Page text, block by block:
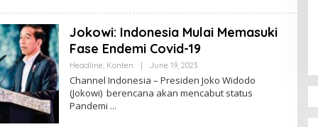
A
I
A
M
A
Jokowi: Indonesia Mulai Memasuki
Fase Endemi Covid-19
Headline, Konten June 19, 2023B
Y
A
N
Channel Indonesia – Presiden Joko Widodo
(Jokowi) berencana akan mencabut status
Pandemi